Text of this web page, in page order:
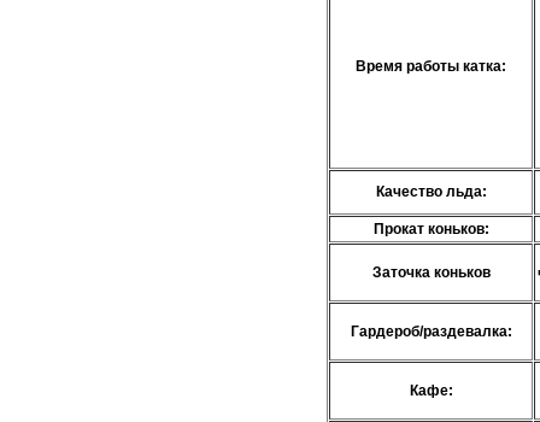
Время работы катка:
Качество льда:
Прокат коньков:
Заточка коньков
Гардероб/раздевалка:
Кафе: